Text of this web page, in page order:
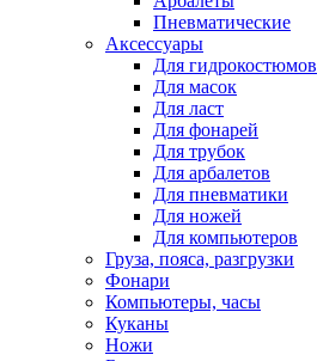
Пневматические
Аксессуары
Для гидрокостюмов
Для масок
Для ласт
Для фонарей
Для трубок
Для арбалетов
Для пневматики
Для ножей
Для компьютеров
Груза, пояса, разгрузки
Фонари
Компьютеры, часы
Куканы
Ножи